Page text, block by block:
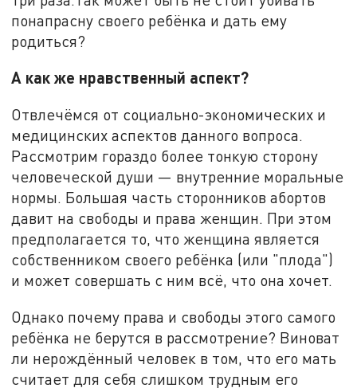
понапрасну своего ребёнка и дать ему
родиться?
А как же нравственный аспект?
Отвлечёмся от социально-экономических и
медицинских аспектов данного вопроса.
Рассмотрим гораздо более тонкую сторону
человеческой души — внутренние моральные
нормы. Большая часть сторонников абортов
давит на свободы и права женщин. При этом
предполагается то, что женщина является
собственником своего ребёнка (или "плода")
и может совершать с ним всё, что она хочет.
Однако почему права и свободы этого самого
ребёнка не берутся в рассмотрение? Виноват
ли нерождённый человек в том, что его мать
считает для себя слишком трудным его